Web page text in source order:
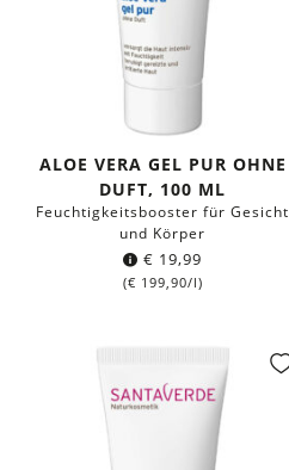
ALOE VERA GEL PUR OHNE
DUFT, 100 ML
Feuchtigkeitsbooster für Gesicht
und Körper
€ 19,99
(€ 199,90/l)